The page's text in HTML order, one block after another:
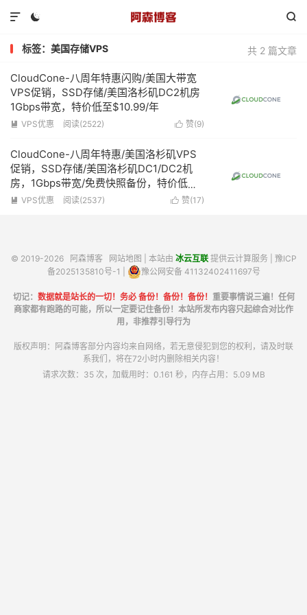
 

共 2 篇文章
标签：美国存储VPS
CloudCone-八周年特惠闪购/美国大带宽
VPS促销，SSD存储/美国洛杉矶DC2机房
1Gbps带宽，特价低至$10.99/年
 赞(9)
 VPS优惠 阅读(2522)
CloudCone-八周年特惠/美国洛杉矶VPS
促销，SSD存储/美国洛杉矶DC1/DC2机
房，1Gbps带宽/免费快照备份，特价低至
$13.2/年
 赞(17)
 VPS优惠 阅读(2537)
© 2019-2026 阿森博客 网站地图 | 本站由 冰云互联提供云计算服务 | 豫ICP
备2025135810号-1
豫公网安备 41132402411697号
切记： 数据就是站长的一切！务必 备份！备份！备份！ 重要事情说三遍！任何
商家都有跑路的可能，所以一定要记住备份！本站所发布内容只起综合对比作
用，非推荐引导行为
版权声明：阿森博客部分内容均来自网络，若无意侵犯到您的权利，请及时联
系我们，将在72小时内删除相关内容！
请求次数：35 次，加载用时：0.161 秒，内存占用：5.09 MB